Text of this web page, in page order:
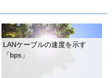
LANケーブルの速度を示す
「bps」